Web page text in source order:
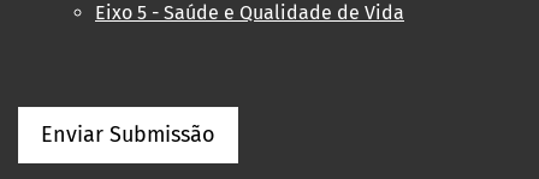
Eixo 5 - Saúde e Qualidade de Vida
Enviar Submissão